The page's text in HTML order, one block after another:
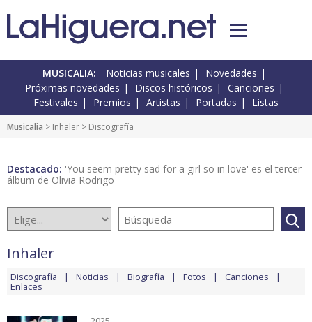
MUSICALIA: Noticias musicales
Novedades
Próximas novedades
Discos históricos
Canciones
Festivales
Premios Artistas Portadas Listas
Musicalia > Inhaler > Discografía
Destacado: 'You seem pretty sad for a girl so in love' es el tercer
álbum de Olivia Rodrigo
Inhaler
Discografía Noticias Biografía Fotos Canciones
Enlaces